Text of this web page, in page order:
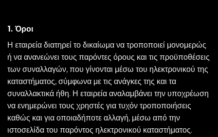
1. Όροι
Η εταιρεία διατηρεί το δικαίωμα να τροποποιεί μονομερώς
ή να ανανεώνει τους παρόντες όρους και τις προϋποθέσεις
των συναλλαγών, που γίνονται μέσω του ηλεκτρονικού της
καταστήματος, σύμφωνα με τις ανάγκες της και τα
συναλλακτικά ήθη. Η εταιρεία αναλαμβάνει την υποχρέωση
να ενημερώνει τους χρηστές για τυχόν τροποποιήσεις
καθώς και για οποιαδήποτε αλλαγή, μέσω από την
ιστοσελίδα του παρόντος ηλεκτρονικού καταστήματος.